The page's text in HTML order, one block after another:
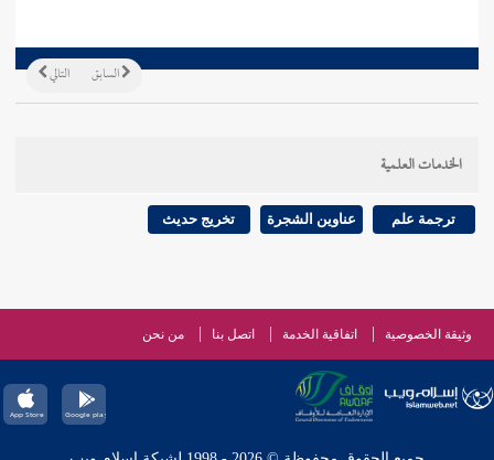
التالي السابق
الخدمات العلمية
ترجمة علم عناوين الشجرة تخريج حديث
وثيقة الخصوصية اتفاقية الخدمة اتصل بنا من نحن